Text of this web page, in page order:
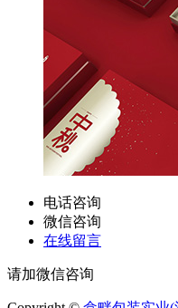
电话咨询
微信咨询
在线留言
请加微信咨询